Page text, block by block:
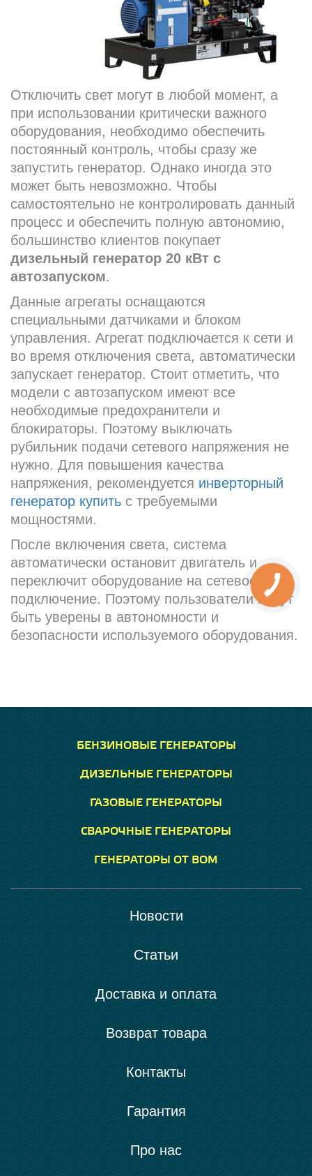
Отключить свет могут в любой момент, а
при использовании критически важного
оборудования, необходимо обеспечить
постоянный контроль, чтобы сразу же
запустить генератор. Однако иногда это
может быть невозможно. Чтобы
самостоятельно не контролировать данный
процесс и обеспечить полную автономию,
большинство клиентов покупает
дизельный генератор 20 кВт с
автозапуском.
Данные агрегаты оснащаются
специальными датчиками и блоком
управления. Агрегат подключается к сети и
во время отключения света, автоматически
запускает генератор. Стоит отметить, что
модели с автозапуском имеют все
необходимые предохранители и
блокираторы. Поэтому выключать
рубильник подачи сетевого напряжения не
нужно. Для повышения качества
напряжения, рекомендуется инверторный
генератор купить с требуемыми
мощностями.
После включения света, система
автоматически остановит двигатель и
переключит оборудование на сетевое
подключение. Поэтому пользователи могут
быть уверены в автономности и
безопасности используемого оборудования.
БЕНЗИНОВЫЕ ГЕНЕРАТОРЫ
ДИЗЕЛЬНЫЕ ГЕНЕРАТОРЫ
ГАЗОВЫЕ ГЕНЕРАТОРЫ
СВАРОЧНЫЕ ГЕНЕРАТОРЫ
ГЕНЕРАТОРЫ ОТ ВОМ
Новости
Статьи
Доставка и оплата
Возврат товара
Контакты
Гарантия
Про нас